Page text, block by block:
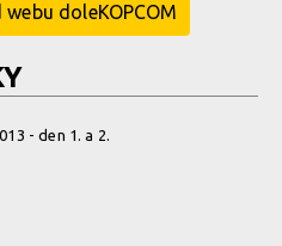
doleKOPCOM
- den 1. a 2.